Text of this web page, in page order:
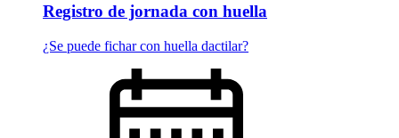
Registro de jornada con huella
¿Se puede fichar con huella dactilar?